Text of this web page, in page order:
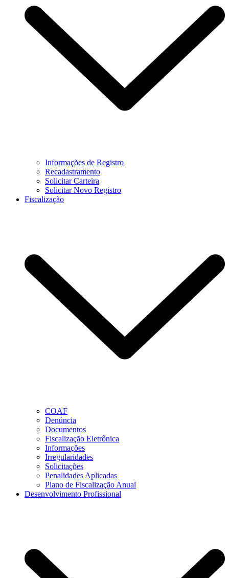
Informações de Registro
Recadastramento
Solicitar Carteira
Solicitar Novo Registro
Fiscalização
COAF
Denúncia
Documentos
Fiscalização Eletrônica
Informações
Irregularidades
Solicitações
Penalidades Aplicadas
Plano de Fiscalização Anual
Desenvolvimento Profissional